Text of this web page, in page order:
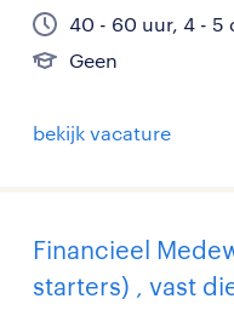
40 - 60 uur, 4 - 5
Geen
bekijk vacature
Financieel
starters) , vast